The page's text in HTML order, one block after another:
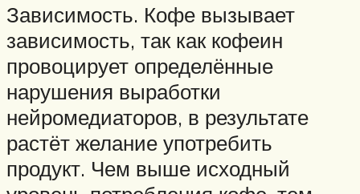
Зависимость. Кофе вызывает
зависимость, так как кофеин
провоцирует определённые
нарушения выработки
нейромедиаторов, в результате
растёт желание употребить
продукт. Чем выше исходный